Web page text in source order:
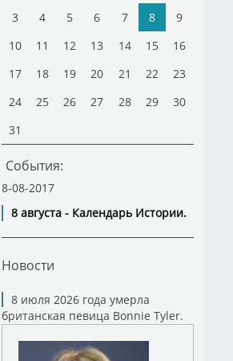
3
4 5 6 7 8
9
10
11 12 13 14 15
16
17
18 19 20 21 22
23
24
25 26 27 28 29
30
31
События:
8-08-2017
8 августа - Календарь Истории.
Новости
8 июля 2026 года умерла
британская певица Bonnie Tyler.